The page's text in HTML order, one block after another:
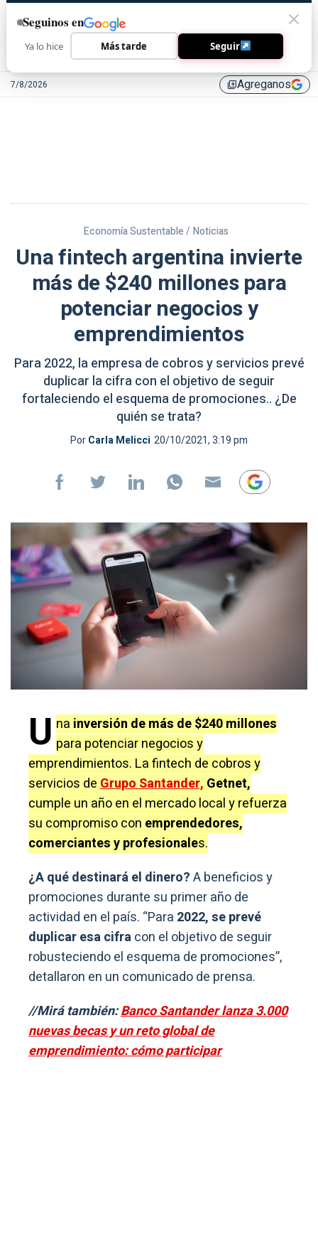
7/8/2026 library_addAgreganos
Economía Sustentable / Noticias
Una fintech argentina invierte
más de $240 millones para
potenciar negocios y
emprendimientos
Para 2022, la empresa de cobros y servicios prevé
duplicar la cifra con el objetivo de seguir
fortaleciendo el esquema de promociones.. ¿De
quién se trata?
PorCarla Melicci 20/10/2021, 3:19 pm
U na inversión de más de $240 millones
para potenciar negocios y
emprendimientos. La fintech de cobros y
servicios deGrupo Santander, Getnet,
cumple un año en el mercado local y refuerza
su compromiso con emprendedores,
comerciantes y profesionales.
¿A qué destinará el dinero?A beneficios y
promociones durante su primer año de
actividad en el país. “Para 2022, se prevé
duplicar esa cifracon el objetivo de seguir
robusteciendo el esquema de promociones”,
detallaron en un comunicado de prensa.
//Mirá también:Banco Santander lanza 3.000
nuevas becas y un reto global de
emprendimiento: cómo participar
Seguinos en
Ya lo hice Más tarde Seguir